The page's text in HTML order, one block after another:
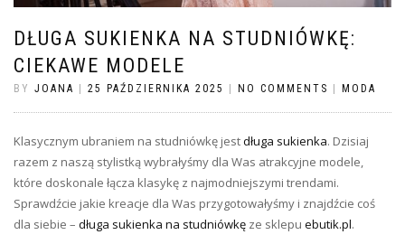
DŁUGA SUKIENKA NA STUDNIÓWKĘ:
CIEKAWE MODELE
BY JOANA 25 PAŹDZIERNIKA 2025 NO COMMENTS MODA
Klasycznym ubraniem na studniówkę jestdługa sukienka. Dzisiaj
razem z naszą stylistką wybrałyśmy dla Was atrakcyjne modele,
które doskonale łącza klasykę z najmodniejszymi trendami.
Sprawdźcie jakie kreacje dla Was przygotowałyśmy i znajdźcie coś
dla siebie – długa sukienka na studniówkę ze sklepu ebutik.pl.